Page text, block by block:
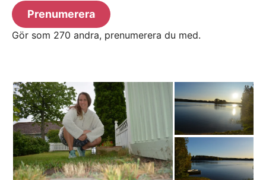
Prenumerera
Gör som 270 andra, prenumerera du med.